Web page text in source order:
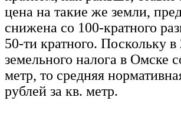
цена на такие же земли,
снижена со 100-кратного
50-ти кратного. Поскольку в
земельного налога в Омске
метр, то средняя
рублей за кв. метр.